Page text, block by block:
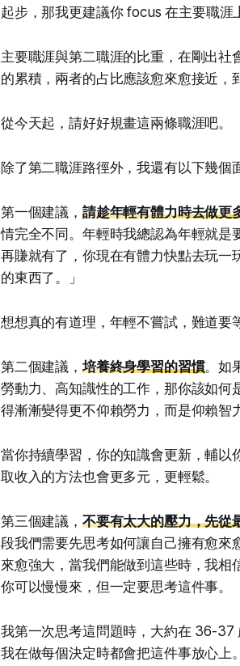
起步，那我更建議你 focus 在主要職涯
主要職涯與第二職涯的比重，在剛出
的累積，兩者的占比應該愈來愈接近，
從今天起，請好好規畫這兩條職涯吧。
除了第二職涯路徑外，我還有以下幾個
第一個建議， 請趁年輕有體力時去做更
情完全不同。年輕時我總認為年輕就
再賺就有了，你現在有體力快點去玩
的東西了。」
想想真的有道理，年輕不嘗試，難道要
第二個建議， 培養終身學習的習慣。如
勞動力、高知識性的工作，那你該如
得漸漸變得更不仰賴勞力，而是仰賴智
當你持續學習，你的知識會更新，輔以
取收入的方法也會更多元，更輕鬆。
第三個建議， 不要有太大的壓力，先從
段我們需要先思考如何讓自己擁有愈來
來愈強大，當我們能做到這些時，我相
你可以慢慢來，但一定要思考這件事。
我第一次思考這問題時，大約在 36-37
我在做每個決定時都會把這件事放心上